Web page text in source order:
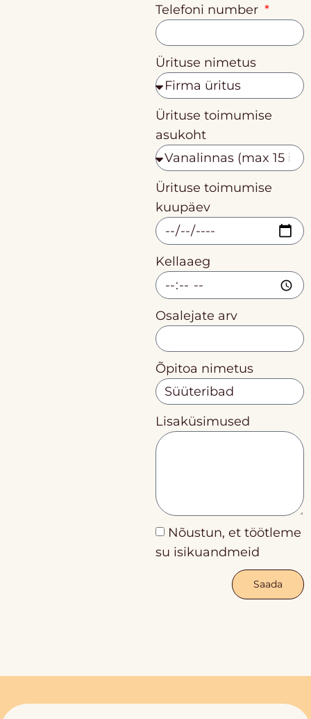
Telefoni number
Ürituse nimetus
Ürituse toimumise
asukoht
Ürituse toimumise
kuupäev
Kellaaeg
Osalejate arv
Õpitoa nimetus
Lisaküsimused
Nõustun, et töötleme
su isikuandmeid
Saada